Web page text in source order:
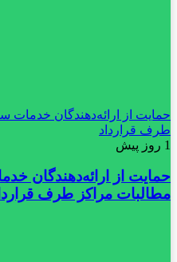
حمایت از ارائه‌دهندگان خدمات
طرف قرارداد
1 روز پیش
حمایت از ارائه‌دهندگان
مطالبات مراکز طرف